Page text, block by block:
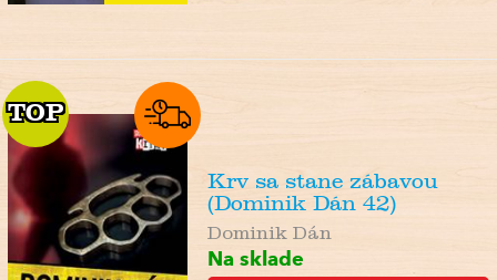
TOP
TOP
Krv sa stane zábavou
(Dominik Dán 42)
Dominik Dán
Na sklade